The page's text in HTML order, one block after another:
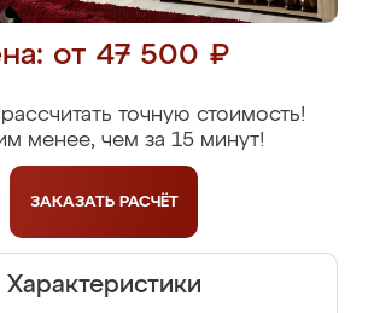
от 47 500 ₽
точную стоимость!
менее, чем за 15 минут!
ЗАКАЗАТЬ РАСЧЁТ
Характеристики